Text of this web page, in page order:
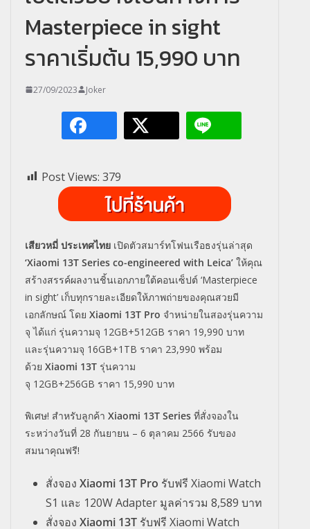
Masterpiece in sight
ราคาเริ่มต้น 15,990 บาท
27/09/2023 Joker
Post Views: 379
เสียวหมี่ ประเทศไทย เปิดตัวสมาร์ทโฟนเรือธงรุ่นล่าสุด
‘Xiaomi 13T Series co-engineered with Leica’ ให้คุณ
สร้างสรรค์ผลงานชิ้นเอกภายใต้คอนเซ็ปต์ ‘Masterpiece
in sight’ เก็บทุกรายละเอียดให้ภาพถ่ายของคุณสวยมี
เอกลักษณ์ โดย Xiaomi 13T Pro จำหน่ายในสองรุ่นความ
จุ ได้แก่ รุ่นความจุ 12GB+512GB ราคา 19,990 บาท
และรุ่นความจุ 16GB+1TB ราคา 23,990 พร้อม
ด้วย Xiaomi 13T รุ่นความ
จุ 12GB+256GB ราคา 15,990 บาท
พิเศษ! สำหรับลูกค้า Xiaomi 13T Series ที่สั่งจองใน
ระหว่างวันที่ 28 กันยายน – 6 ตุลาคม 2566 รับของ
สมนาคุณฟรี!
สั่งจอง Xiaomi 13T Pro รับฟรี Xiaomi Watch
S1 และ 120W Adapter มูลค่ารวม 8,589 บาท
สั่งจอง Xiaomi 13T รับฟรี Xiaomi Watch